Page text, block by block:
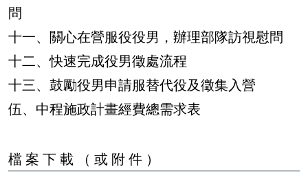
問
十一、關心在營服役役男，辦理部隊訪視慰問
十二、快速完成役男徵處流程
十三、鼓勵役男申請服替代役及徵集入營
伍、中程施政計畫經費總需求表
檔案下載（或附件）